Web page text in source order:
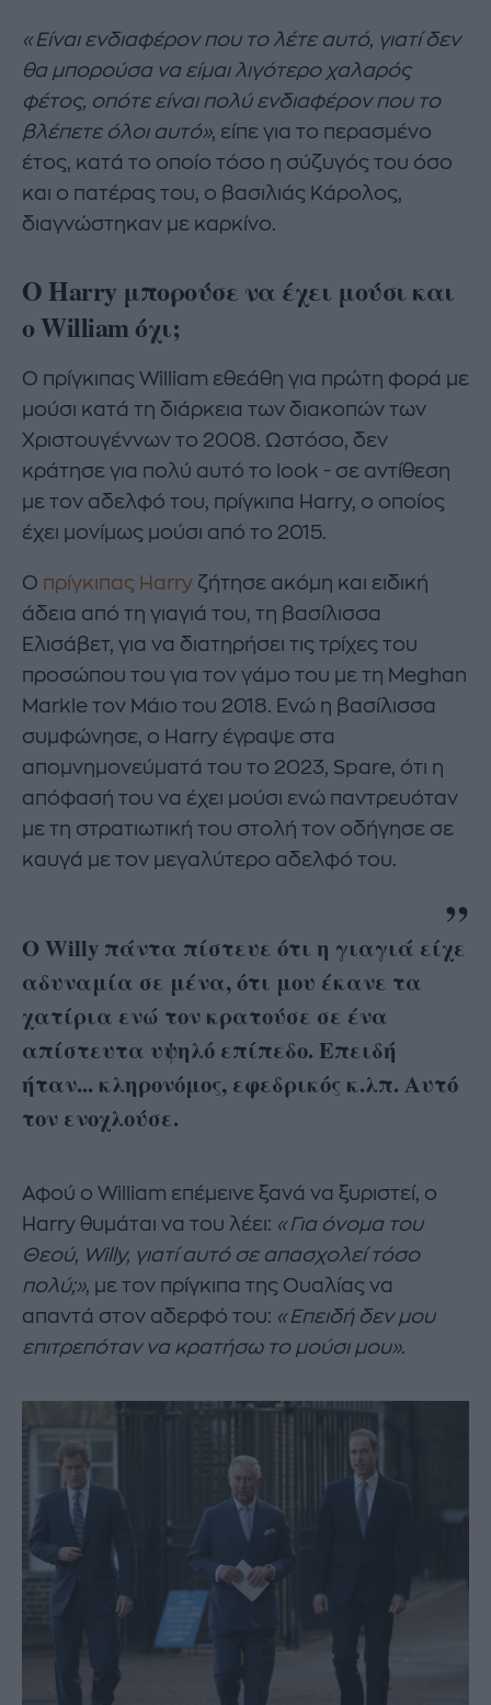
«Είναι ενδιαφέρον που το λέτε αυτό, γιατί δεν
θα μπορούσα να είμαι λιγότερο χαλαρός
φέτος, οπότε είναι πολύ ενδιαφέρον που το
βλέπετε όλοι αυτό», είπε για το περασμένο
έτος, κατά το οποίο τόσο η σύζυγός του όσο
και ο πατέρας του, ο βασιλιάς Κάρολος,
διαγνώστηκαν με καρκίνο.
Ο Harry μπορούσε να έχει μούσι και
ο William όχι;
Ο πρίγκιπας William εθεάθη για πρώτη φορά με
μούσι κατά τη διάρκεια των διακοπών των
Χριστουγέννων το 2008. Ωστόσο, δεν
κράτησε για πολύ αυτό το look - σε αντίθεση
με τον αδελφό του, πρίγκιπα Harry, ο οποίος
έχει μονίμως μούσι από το 2015.
Ο πρίγκιπας Harry ζήτησε ακόμη και ειδική
άδεια από τη γιαγιά του, τη βασίλισσα
Ελισάβετ, για να διατηρήσει τις τρίχες του
προσώπου του για τον γάμο του με τη Meghan
Markle τον Μάιο του 2018. Ενώ η βασίλισσα
συμφώνησε, ο Harry έγραψε στα
απομνημονεύματά του το 2023, Spare, ότι η
απόφασή του να έχει μούσι ενώ παντρευόταν
με τη στρατιωτική του στολή τον οδήγησε σε
καυγά με τον μεγαλύτερο αδελφό του.
Ο Willy πάντα πίστευε ότι η γιαγιά είχε
αδυναμία σε μένα, ότι μου έκανε τα
χατίρια ενώ τον κρατούσε σε ένα
απίστευτα υψηλό επίπεδο. Επειδή
ήταν... κληρονόμος, εφεδρικός κ.λπ. Αυτό
τον ενοχλούσε.
Αφού ο William επέμεινε ξανά να ξυριστεί, ο
Harry θυμάται να του λέει: «Για όνομα του
Θεού, Willy, γιατί αυτό σε απασχολεί τόσο
πολύ;», με τον πρίγκιπα της Ουαλίας να
απαντά στον αδερφό του: «Επειδή δεν μου
επιτρεπόταν να κρατήσω το μούσι μου».